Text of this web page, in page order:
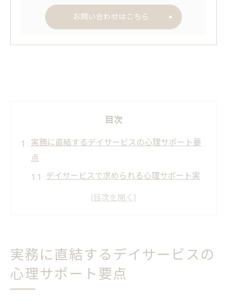
お問い合わせはこちら
目次
実務に直結するデイサービスの心理サポート要
点
デイサービスで求められる心理サポート実
践例
心理担当職員が加算取得に向けて果たす役
実務に直結するデイサービスの
心理サポート要点